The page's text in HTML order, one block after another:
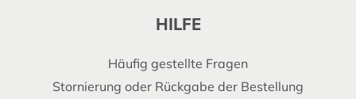
HILFE
Häufig gestellte Fragen
Stornierung oder Rückgabe der Bestellung